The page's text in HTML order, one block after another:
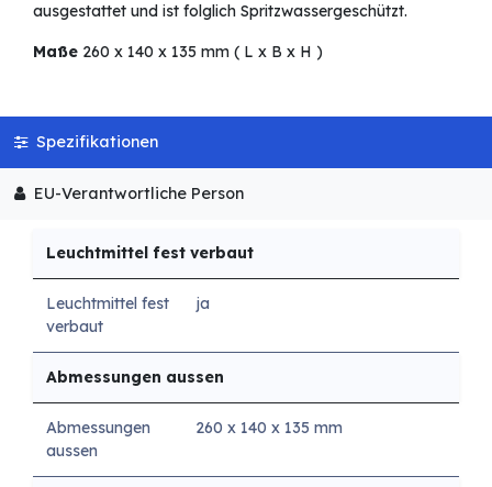
ausgestattet und ist folglich Spritzwassergeschützt.
Maße 260 x 140 x 135 mm ( L x B x H )
Spezifikationen
EU-Verantwortliche Person
Leuchtmittel fest verbaut
Leuchtmittel fest
verbaut
ja
Abmessungen aussen
Abmessungen
aussen
260 x 140 x 135 mm